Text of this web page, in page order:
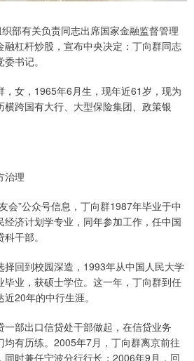
有关负责同志出席国家金融监督管理
杠杆炒股，宣布中央决定：丁向群同志
书记。
女，1965年6月生，现年近61岁，现为
跨国有大行、大型保险集团、政策银
理
”公众号信息，丁向群1987年毕业于中
经济计划学专业，同年参加工作，任中国
干部。
回到校园深造，1993年从中国人民大学
毕业，获硕士学位。这一年，丁向群到任
20年的中行生涯。
部出口信贷处干部做起，在信贷业务
有历练。2005年7月，丁向群离京前往
时兼任宁波分行行长；2006年9月，回